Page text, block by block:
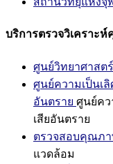
บริการตรวจวิเคราะ
ศูนย์วิทยาศาสต
ศูนย์ความเป็นเ
อันตราย ศูนย์คว
เสียอันตราย
ตรวจสอบคุณภ
แวดล้อม